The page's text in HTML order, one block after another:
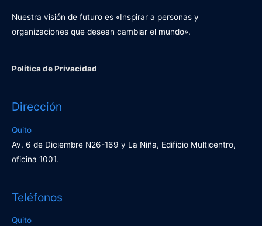
Nuestra visión de futuro es «Inspirar a personas y
organizaciones que desean cambiar el mundo».
Política de Privacidad
Dirección
Quito
Av. 6 de Diciembre N26-169 y La Niña, Edificio Multicentro,
oficina 1001.
Teléfonos
Quito